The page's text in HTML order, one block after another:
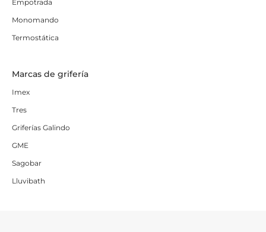
Empotrada
Monomando
Termostática
Marcas de grifería
Imex
Tres
Griferías Galindo
GME
Sagobar
Lluvibath